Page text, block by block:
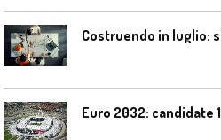
Costruendo in luglio:
Euro 2032: candidate